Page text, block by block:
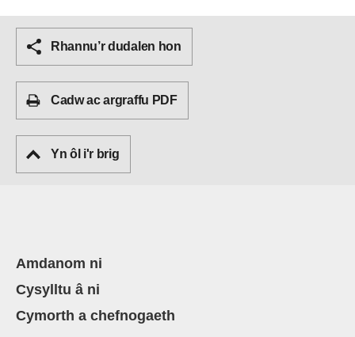
Rhannu’r dudalen hon
Cadw ac argraffu PDF
Yn ôl i'r brig
Amdanom ni
Cysylltu â ni
Cymorth a chefnogaeth